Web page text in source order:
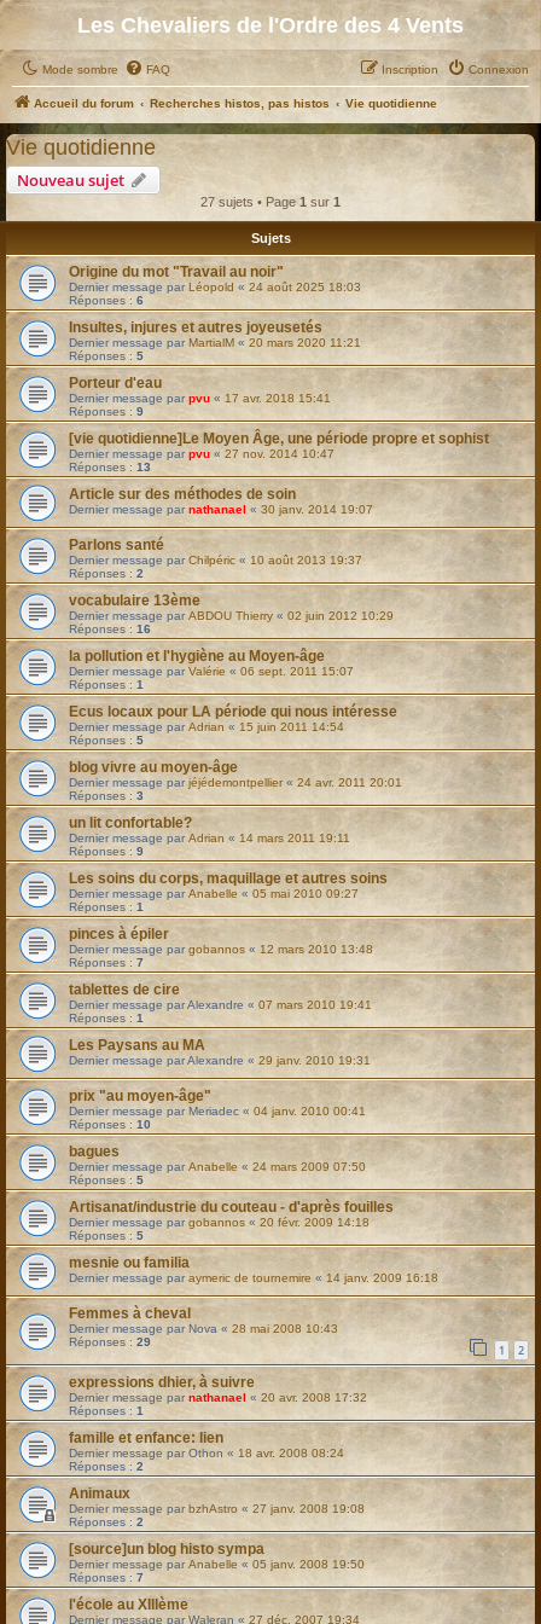
Les Chevaliers de l'Ordre des 4 Vents
Mode sombre FAQ Connexion
Inscription
Accueil du forum Recherches histos, pas histos Vie quotidienne
Vie quotidienne
Nouveau sujet
27 sujets • Page 1 sur 1
Sujets
Origine du mot "Travail au noir"
Dernier message par Léopold « 24 août 2025 18:03
Réponses : 6
Insultes, injures et autres joyeusetés
Dernier message par MartialM « 20 mars 2020 11:21
Réponses : 5
Porteur d'eau
Dernier message parpvu « 17 avr. 2018 15:41
Réponses : 9
[vie quotidienne]Le Moyen Âge, une période propre et sophist
Dernier message parpvu « 27 nov. 2014 10:47
Réponses : 13
Article sur des méthodes de soin
Dernier message parnathanael « 30 janv. 2014 19:07
Parlons santé
Dernier message parChilpéric « 10 août 2013 19:37
Réponses : 2
vocabulaire 13ème
Dernier message parABDOU Thierry « 02 juin 2012 10:29
Réponses : 16
la pollution et l'hygiène au Moyen-âge
Dernier message parValérie « 06 sept. 2011 15:07
Réponses : 1
Ecus locaux pour LA période qui nous intéresse
Dernier message parAdrian « 15 juin 2011 14:54
Réponses : 5
blog vivre au moyen-âge
Dernier message parjéjédemontpellier« 24 avr. 2011 20:01
Réponses : 3
un lit confortable?
Dernier message parAdrian « 14 mars 2011 19:11
Réponses : 9
Les soins du corps, maquillage et autres soins
Dernier message parAnabelle « 05 mai 2010 09:27
Réponses : 1
pinces à épiler
Dernier message pargobannos « 12 mars 2010 13:48
Réponses : 7
tablettes de cire
Dernier message parAlexandre « 07 mars 2010 19:41
Réponses : 1
Les Paysans au MA
Dernier message parAlexandre « 29 janv. 2010 19:31
prix "au moyen-âge"
Dernier message par Meriadec « 04 janv. 2010 00:41
Réponses : 10
bagues
Dernier message parAnabelle « 24 mars 2009 07:50
Réponses : 5
Artisanat/industrie du couteau - d'après fouilles
Dernier message pargobannos « 20 févr. 2009 14:18
Réponses : 5
mesnie ou familia
Dernier message paraymeric de tournemire « 14 janv. 2009 16:18
Femmes à cheval
Dernier message par Nova « 28 mai 2008 10:43
Réponses : 29 1 2
expressions dhier, à suivre
Dernier message parnathanael « 20 avr. 2008 17:32
Réponses : 1
famille et enfance: lien
Dernier message parOthon « 18 avr. 2008 08:24
Réponses : 2
Animaux
Dernier message parbzhAstro « 27 janv. 2008 19:08
Réponses : 2
[source]un blog histo sympa
Dernier message parAnabelle « 05 janv. 2008 19:50
Réponses : 7
l'école au XIIIème
Dernier message parWaleran « 27 déc. 2007 19:34